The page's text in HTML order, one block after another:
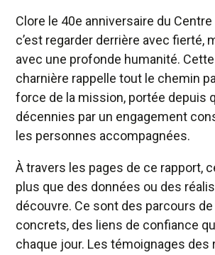
Clore le 40e anniversaire du Centre
c’est regarder derrière avec fierté,
avec une profonde humanité.
charnière rappelle tout le chemin
force de la mission, portée depuis
décennies par un engagement
les personnes accompagnées.
À travers les pages de ce rapport,
plus que des données ou des
découvre. Ce sont des parcours
concrets, des liens de confiance
chaque jour. Les témoignages des